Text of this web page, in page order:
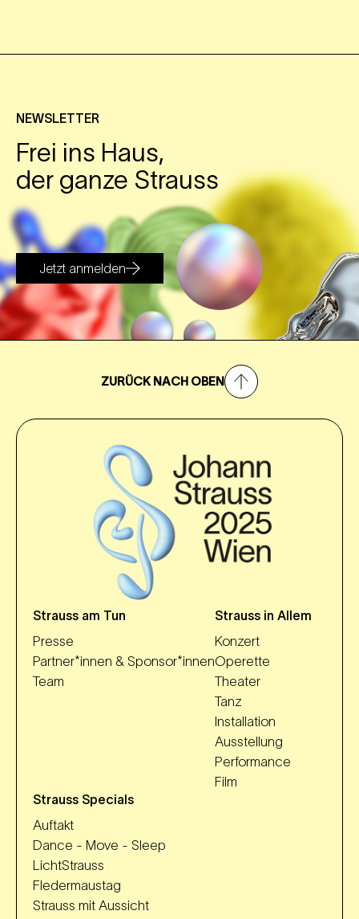
NEWSLETTER
Frei ins Haus,
der ganze Strauss
Jetzt anmelden
ZURÜCK NACH OBEN
Strauss am Tun
Presse
Partner*innen & Sponsor*innen
Team
Strauss in Allem
Konzert
Operette
Theater
Tanz
Installation
Ausstellung
Performance
Film
Strauss Specials
Auftakt
Dance - Move - Sleep
LichtStrauss
Fledermaustag
Strauss mit Aussicht